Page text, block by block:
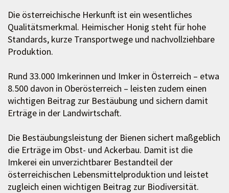
Die österreichische Herkunft ist ein wesentliches
Qualitätsmerkmal. Heimischer Honig steht für hohe
Standards, kurze Transportwege und nachvollziehbare
Produktion.
Rund 33.000 Imkerinnen und Imker in Österreich – etwa
8.500 davon in Oberösterreich – leisten zudem einen
wichtigen Beitrag zur Bestäubung und sichern damit
Erträge in der Landwirtschaft.
Die Bestäubungsleistung der Bienen sichert maßgeblich
die Erträge im Obst- und Ackerbau. Damit ist die
Imkerei ein unverzichtbarer Bestandteil der
österreichischen Lebensmittelproduktion und leistet
zugleich einen wichtigen Beitrag zur Biodiversität.